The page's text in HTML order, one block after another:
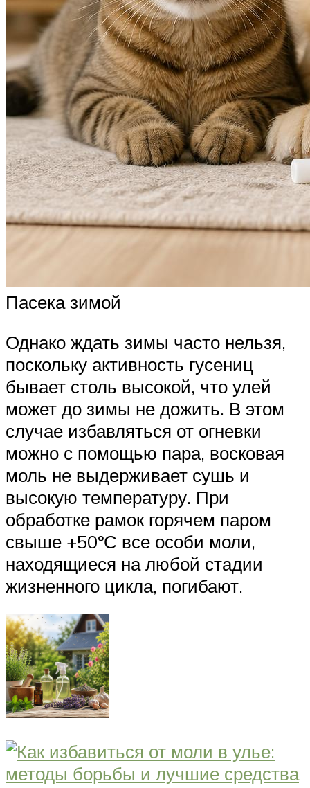
Пасека зимой
Однако ждать зимы часто нельзя,
поскольку активность гусениц
бывает столь высокой, что улей
может до зимы не дожить. В этом
случае избавляться от огневки
можно с помощью пара, восковая
моль не выдерживает сушь и
высокую температуру. При
обработке рамок горячем паром
свыше +50ºС все особи моли,
находящиеся на любой стадии
жизненного цикла, погибают.